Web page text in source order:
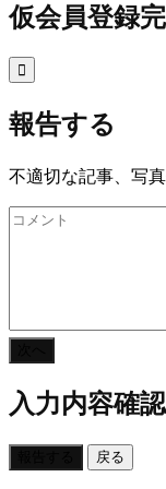
仮会員登録

報告する
不適切な記事、写
入力内容確認
戻る